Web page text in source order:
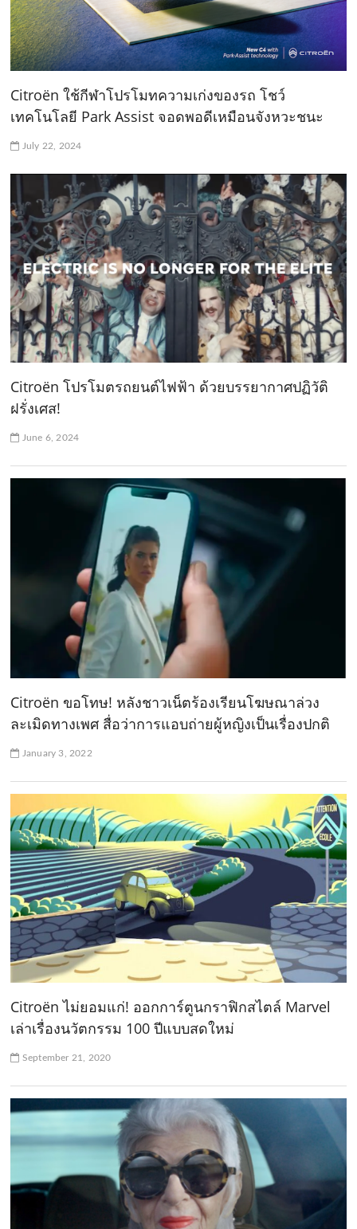
Citroën ใช้กีฬาโปรโมทความเก่งของรถ โชว์
เทคโนโลยี Park Assist จอดพอดีเหมือนจังหวะชนะ
July 22, 2024
Citroën โปรโมตรถยนต์ไฟฟ้า ด้วยบรรยากาศปฏิวัติ
ฝรั่งเศส!
June 6, 2024
Citroën ขอโทษ! หลังชาวเน็ตร้องเรียนโฆษณาล่วง
ละเมิดทางเพศ สื่อว่าการแอบถ่ายผู้หญิงเป็นเรื่องปกติ
January 3, 2022
Citroën ไม่ยอมแก่! ออกการ์ตูนกราฟิกสไตล์ Marvel
เล่าเรื่องนวัตกรรม 100 ปีแบบสดใหม่
September 21, 2020